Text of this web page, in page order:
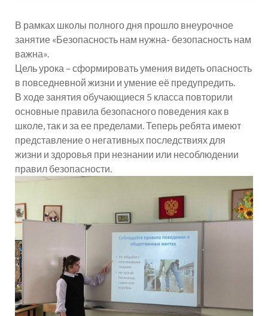
В рамках школы полного дня прошло внеурочное
занятие «Безопасность нам нужна- безопасность нам
важна».
Цель урока – сформировать умения видеть опасность
в повседневной жизни и умение её предупредить.
В ходе занятия обучающиеся 5 класса повторили
основные правила безопасного поведения как в
школе, так и за ее пределами. Теперь ребята имеют
представление о негативных последствиях для
жизни и здоровья при незнании или несоблюдении
правил безопасности.